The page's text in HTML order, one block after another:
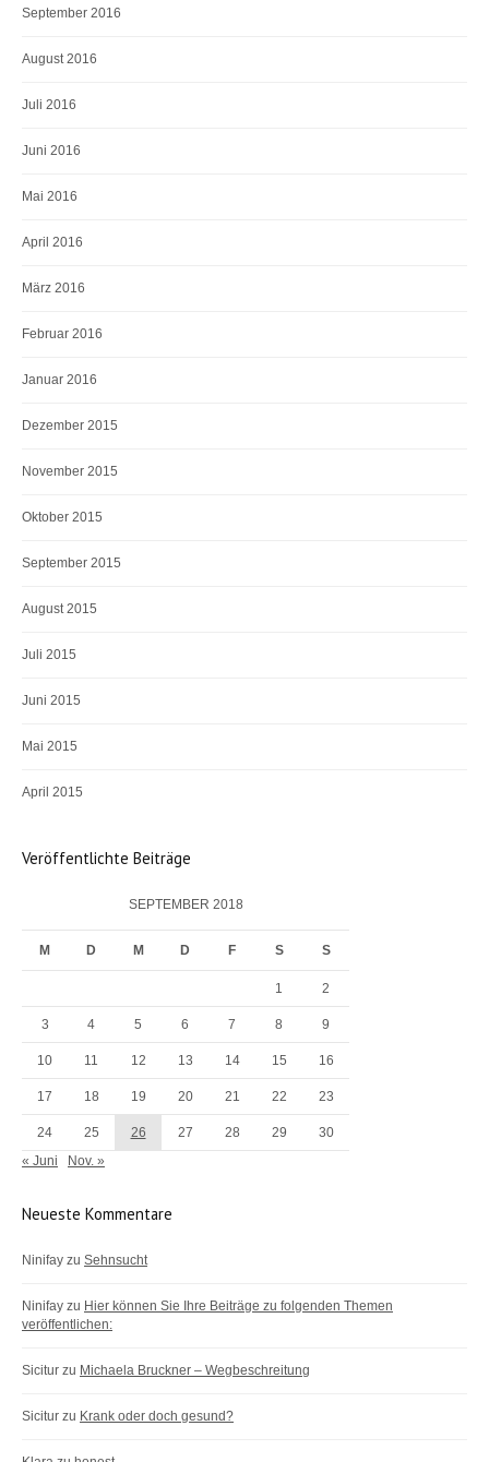
September 2016
August 2016
Juli 2016
Juni 2016
Mai 2016
April 2016
März 2016
Februar 2016
Januar 2016
Dezember 2015
November 2015
Oktober 2015
September 2015
August 2015
Juli 2015
Juni 2015
Mai 2015
April 2015
Veröffentlichte Beiträge
SEPTEMBER 2018
M D M D F S S
1 2
3 4 5 6 7 8 9
10 11 12 13 14 15 16
17 18 19 20 21 22 23
24 25 26 27 28 29 30
« Juni Nov. »
Neueste Kommentare
Ninifay zu Sehnsucht
Ninifay zu Hier können Sie Ihre Beiträge zu folgenden Themen
veröffentlichen:
Sicitur zu Michaela Bruckner – Wegbeschreitung
Sicitur zu Krank oder doch gesund?